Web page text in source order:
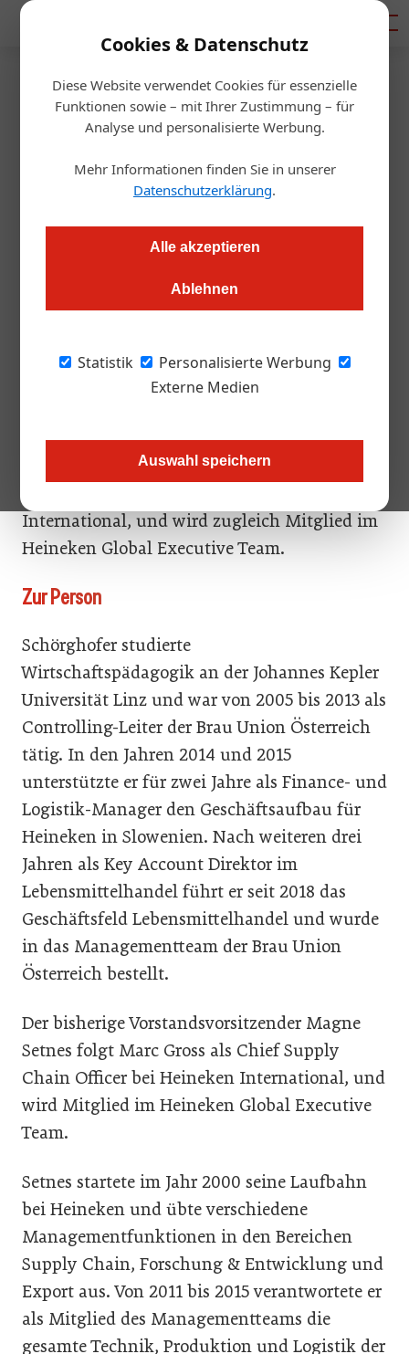
Cookies & Datenschutz
Diese Website verwendet Cookies für essenzielle
Funktionen sowie – mit Ihrer Zustimmung – für
Analyse und personalisierte Werbung.
Mehr Informationen finden Sie in unserer
Datenschutzerklärung.
Alle akzeptieren
Ablehnen
Statistik
Personalisierte Werbung
Externe Medien
Auswahl speichern
Startseite/Getränke
Brau Union Österreich:
Wechsel an der Spitze
Der bisherige Geschäftsfeldleiter Lebensmittelhandel, Klaus
Schörghofer, tritt ab 1. Mai die Nachfolge von Magne
Wechsel an der Spitze der Brau Union
1. Mai das Ruder von Magne Setnes. Dieser
wiederum folgt auf Marc Gross als Chief
International, und wird zugleich Mitglied im
Heineken Global Executive Team.
Zur Person
Schörghofer studierte
Wirtschaftspädagogik an der Johannes Kepler
Universität Linz und war von 2005 bis 2013 als
Controlling-Leiter der Brau Union Österreich
tätig. In den Jahren 2014 und 2015
unterstützte er für zwei Jahre als Finance- und
Logistik-Manager den Geschäftsaufbau für
Heineken in Slowenien. Nach weiteren drei
Jahren als Key Account Direktor im
Lebensmittelhandel führt er seit 2018 das
Geschäftsfeld Lebensmittelhandel und wurde
in das Managementteam der Brau Union
Österreich bestellt.
Der bisherige Vorstandsvorsitzender Magne
Setnes folgt Marc Gross als Chief Supply
Chain Officer bei Heineken International, und
wird Mitglied im Heineken Global Executive
Team.
Setnes startete im Jahr 2000 seine Laufbahn
bei Heineken und übte verschiedene
Managementfunktionen in den Bereichen
Supply Chain, Forschung & Entwicklung und
Export aus. Von 2011 bis 2015 verantwortete er
als Mitglied des Managementteams die
gesamte Technik, Produktion und Logistik der